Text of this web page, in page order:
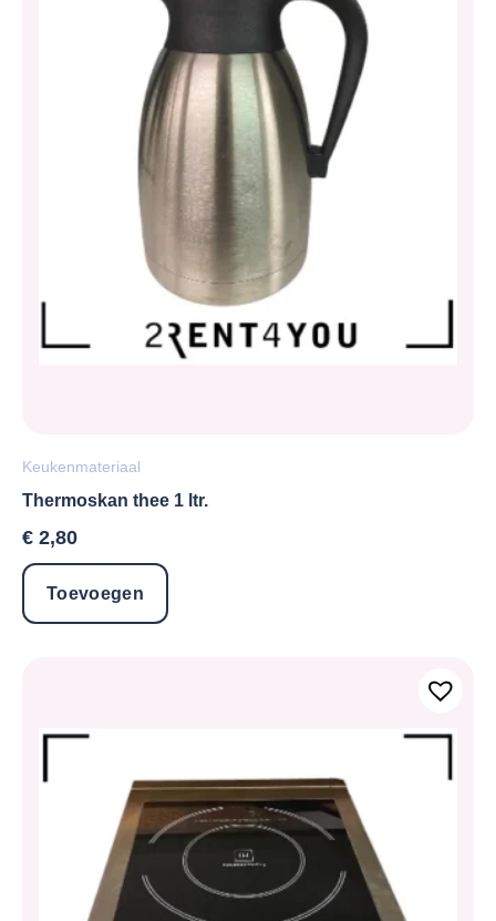
Keukenmateriaal
Thermoskan thee 1 ltr.
€ 2,80
Toevoegen